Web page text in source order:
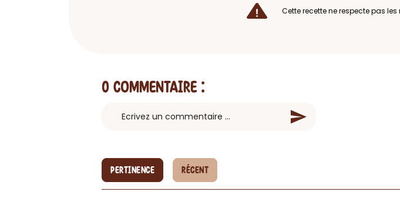
Cette recette ne respecte pas
0 Commentaire :
PERTINENCE RÉCENT